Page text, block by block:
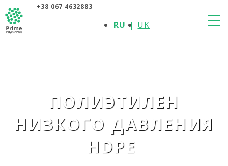
+38 067 4632883
RU UK
ПОЛИЭТИЛЕН
НИЗКОГО ДАВЛЕНИЯ
HDPE
О КОМПАНИИ
ПРОДУКЦИЯ